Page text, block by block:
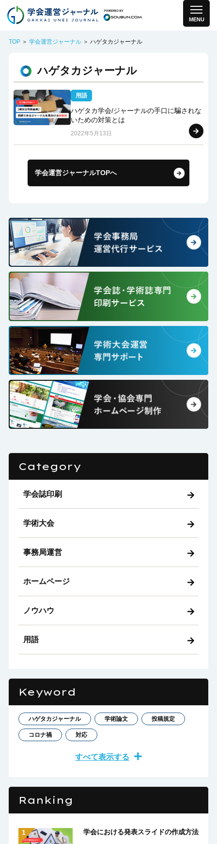
MENU
TOP＞ 学会運営ジャーナル＞ ハゲタカジャーナル
ハゲタカジャーナル
用語
ハゲタカ学会/ジャーナルの手口に騙されな
いための対策とは
2022年5月13日
学会運営ジャーナルTOPへ
Category
学会誌印刷
学術大会
事務局運営
ホームページ
ノウハウ
用語
Keyword
ハゲタカジャーナル 学術論文 投稿規定
コロナ禍 対応
すべて表示する
Ranking
学会における発表スライドの作成方法